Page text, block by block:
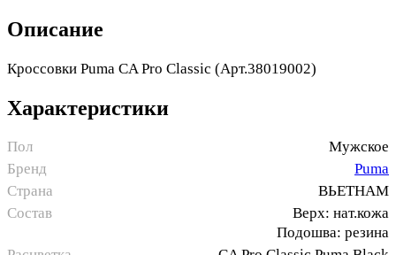
Описание
Кроссовки Puma CA Pro Classic (Арт.38019002)
Характеристики
Пол
Мужское
Бренд
Puma
Страна
ВЬЕТНАМ
Состав
Верх: нат.кожа
Подошва: резина